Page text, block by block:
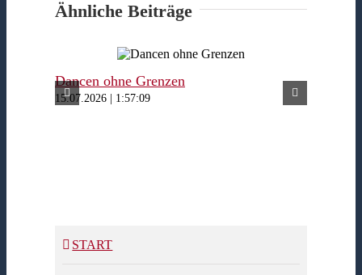
Ähnliche Beiträge
Dancen ohne Grenzen
15.07.2026 | 1:57:09
START